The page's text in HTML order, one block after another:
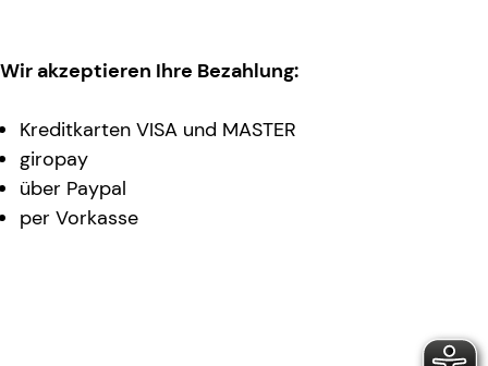
Wir akzeptieren Ihre Bezahlung:
Kreditkarten VISA und MASTER
giropay
über Paypal
per Vorkasse